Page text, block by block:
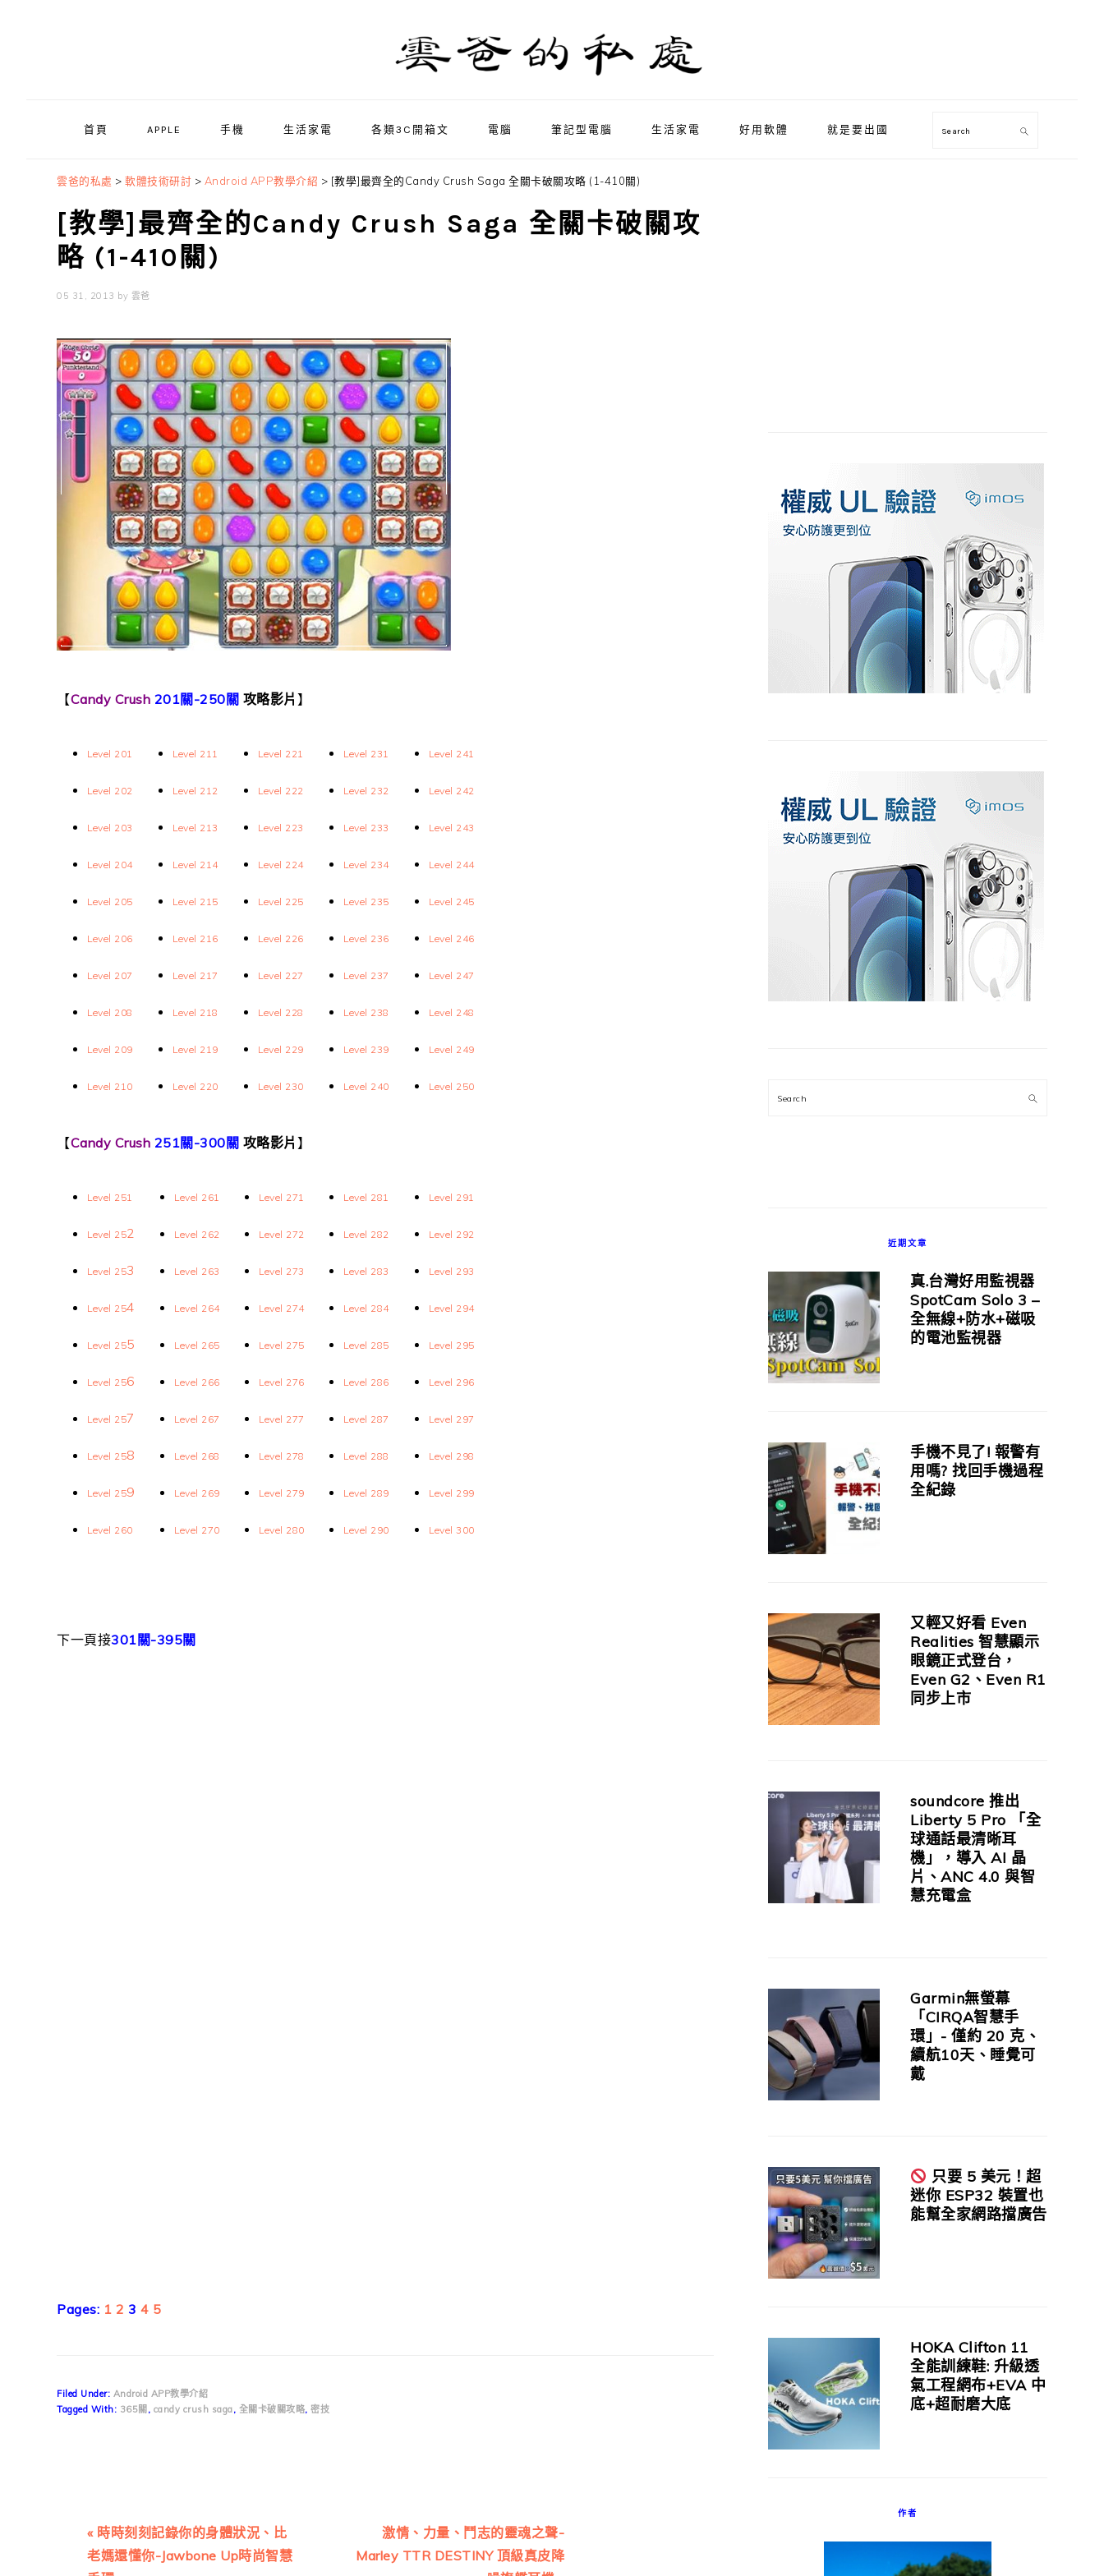
首頁 APPLE 手機 生活家電 各類3C開箱文 電腦 筆記型電腦 生活家電 好用軟體 就是要出國 Search
雲爸的私處 > 軟體技術研討 > Android APP教學介紹 > [教學]最齊全的Candy Crush Saga 全關卡破關攻略 (1-410關)
[教學]最齊全的Candy Crush Saga 全關卡破關攻
略 (1-410關)
05 31, 2013 by 雲爸
【Candy Crush 201關-250關 攻略影片 】
Level 201
Level 202
Level 203
Level 204
Level 205
Level 206
Level 207
Level 208
Level 209
Level 210
Level 211
Level 212
Level 213
Level 214
Level 215
Level 216
Level 217
Level 218
Level 219
Level 220
Level 221
Level 222
Level 223
Level 224
Level 225
Level 226
Level 227
Level 228
Level 229
Level 230
Level 231
Level 232
Level 233
Level 234
Level 235
Level 236
Level 237
Level 238
Level 239
Level 240
Level 241
Level 242
Level 243
Level 244
Level 245
Level 246
Level 247
Level 248
Level 249
Level 250
【Candy Crush 251關-300關 攻略影片 】
Level 251
Level 252
Level 253
Level 254
Level 255
Level 256
Level 257
Level 258
Level 259
Level 260
Level 261
Level 262
Level 263
Level 264
Level 265
Level 266
Level 267
Level 268
Level 269
Level 270
Level 271
Level 272
Level 273
Level 274
Level 275
Level 276
Level 277
Level 278
Level 279
Level 280
Level 281
Level 282
Level 283
Level 284
Level 285
Level 286
Level 287
Level 288
Level 289
Level 290
Level 291
Level 292
Level 293
Level 294
Level 295
Level 296
Level 297
Level 298
Level 299
Level 300
下一頁接301關-395關
Pages: Page
1 Page
2 Page
3 Page
4 Page
5
Filed Under: Android APP教學介紹
Tagged With: 365關 , candy crush saga, 全關卡破關攻略, 密技
Previous
Post:
« 時時刻刻記錄你的身體狀況、比
老媽還懂你-Jawbone Up時尚智慧
Next
Post:
激情、力量、鬥志的靈魂之聲-
Marley TTR DESTINY 頂級真皮降
Search
近期文章
真.台灣好用監視器
SpotCam Solo 3 –
全無線+防水+磁吸
的電池監視器
手機不見了! 報警有
用嗎? 找回手機過程
全紀錄
又輕又好看 Even
Realities 智慧顯示
眼鏡正式登台，
Even G2、Even R1
同步上市
soundcore 推出
Liberty 5 Pro 「全
球通話最清晰耳
機」，導入 AI 晶
片、ANC 4.0 與智
慧充電盒
Garmin無螢幕
「CIRQA智慧手
環」- 僅約 20 克、
續航10天、睡覺可
戴
只要 5 美元！超
迷你 ESP32 裝置也
能幫全家網路擋廣告
HOKA Clifton 11
全能訓練鞋: 升級透
氣工程網布+EVA 中
底+超耐磨大底
作者